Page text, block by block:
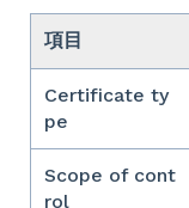
項目
Certificate ty
pe
Scope of cont
rol